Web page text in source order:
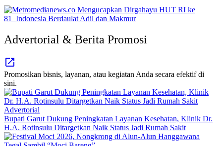
Advertorial & Berita Promosi
Promosikan bisnis, layanan, atau kegiatan Anda secara efektif di
sini.
Advertorial
Bupati Garut Dukung Peningkatan Layanan Kesehatan, Klinik Dr.
H.A. Rotinsulu Ditargetkan Naik Status Jadi Rumah Sakit